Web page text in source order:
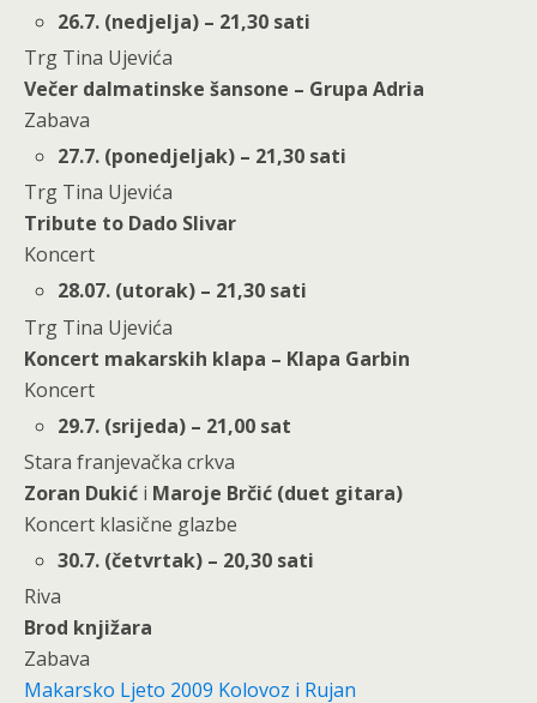
26.7. (nedjelja) – 21,30 sati
Trg Tina Ujevića
Večer dalmatinske šansone – Grupa Adria
Zabava
27.7. (ponedjeljak) – 21,30 sati
Trg Tina Ujevića
Tribute to Dado Slivar
Koncert
28.07. (utorak) – 21,30 sati
Trg Tina Ujevića
Koncert makarskih klapa – Klapa Garbin
Koncert
29.7. (srijeda) – 21,00 sat
Stara franjevačka crkva
Zoran Dukić i Maroje Brčić (duet gitara)
Koncert klasične glazbe
30.7. (četvrtak) – 20,30 sati
Riva
Brod knjižara
Zabava
Makarsko Ljeto 2009 Kolovoz i Rujan